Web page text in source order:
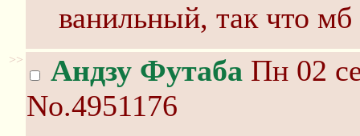
ванильный, так что мб
>> Андзу Футаба Пн 02
No.4951176